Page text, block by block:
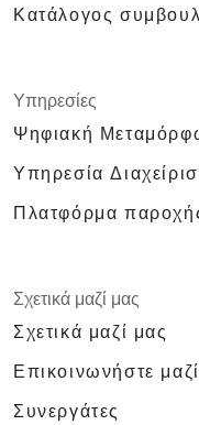
Κατάλογος
Υπηρεσίες
Ψηφιακή
Υπηρεσία
Πλατφόρμα
Σχετικά μαζί μας
Σχετικά μαζί μας
Επικοινωνήστε
Συνεργάτες